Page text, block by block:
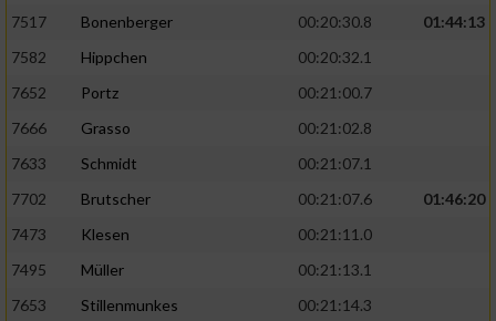
7517
Bonenberger 00:20:30.8
01:44:13
7582
Hippchen
00:20:32.1
7652
Portz
00:21:00.7
7666
Grasso
00:21:02.8
7633
Schmidt
00:21:07.1
7702
Brutscher 00:21:07.6
01:46:20
7473
Klesen
00:21:11.0
7495
Müller
00:21:13.1
7653
Stillenmunkes
00:21:14.3